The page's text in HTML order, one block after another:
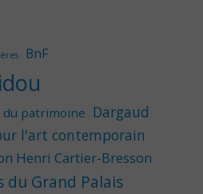
BnF
patrimoine Dargaud
l'art contemporain
Henri Cartier-Bresson
du Grand Palais